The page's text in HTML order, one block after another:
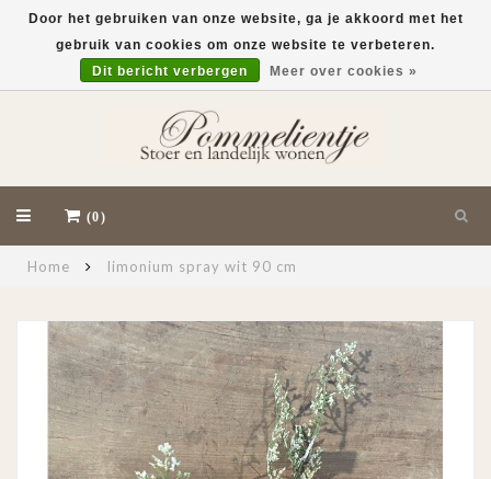
(0)
Home limonium spray wit 90 cm
Door het gebruiken van onze website, ga je akkoord met het
gebruik van cookies om onze website te verbeteren.
Dit bericht verbergen
Meer over cookies »